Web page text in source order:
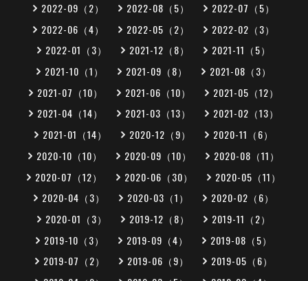
2022-09（2）
2022-08（5）
2022-07（5）
2022-06（4）
2022-05（2）
2022-02（3）
2022-01（3）
2021-12（8）
2021-11（5）
2021-10（1）
2021-09（8）
2021-08（3）
2021-07（10）
2021-06（10）
2021-05（12）
2021-04（14）
2021-03（13）
2021-02（13）
2021-01（14）
2020-12（9）
2020-11（6）
2020-10（10）
2020-09（10）
2020-08（11）
2020-07（12）
2020-06（30）
2020-05（11）
2020-04（3）
2020-03（1）
2020-02（6）
2020-01（3）
2019-12（8）
2019-11（2）
2019-10（3）
2019-09（4）
2019-08（5）
2019-07（2）
2019-06（9）
2019-05（6）